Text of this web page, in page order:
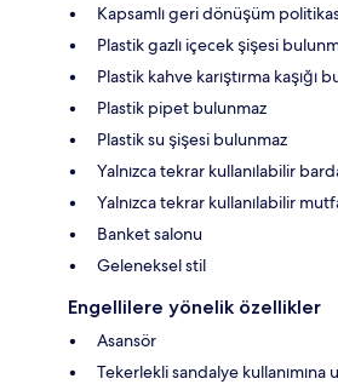
Kapsamlı geri dönüşüm
Plastik gazlı içecek şişesi
Plastik kahve karıştırma kaşığı
Plastik pipet bulunmaz
Plastik su şişesi bulunmaz
Yalnızca tekrar kullanılabilir
Yalnızca tekrar kullanılabilir
Banket salonu
Geleneksel stil
Engellilere yönelik özellikler
Asansör
Tekerlekli sandalye